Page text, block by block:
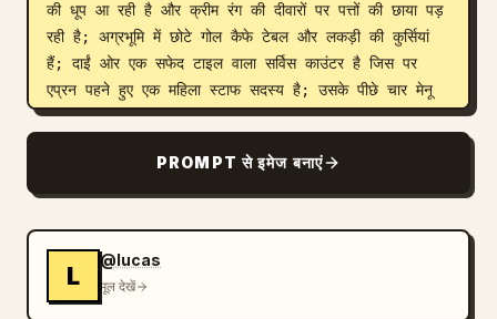
की धूप आ रही है और क्रीम रंग की दीवारों पर पत्तों की छाया पड़
रही है; अग्रभूमि में छोटे गोल कैफे टेबल और लकड़ी की कुर्सियां
हैं; दाईं ओर एक सफेद टाइल वाला सर्विस काउंटर है जिस पर
एप्रन पहने हुए एक महिला स्टाफ सदस्य है; उसके पीछे चार मेनू
बोर्ड, एक ग्रे कंक्रीट की दीवार, एक iMac-स्टाइल रजिस्टर,
“Some ice” लिखा हुआ एक म्यूट ग्रे शॉप साइन है। ग्राहक
क्षेत्र में ठीक 6 दृश्यमान गोल टेबल शामिल करें: बाईं अग्रभूमि में
दृश्यमान कुर्सियां शामिल करें: ज्यादातर पतले धातु के पैरों वाली गर्म
लकड़ी की कुर्सियां, साथ ही दाईं ओर एक काली कुर्सी। काउंटर के
पीछे ठीक 4 ओवरहेड मेनू बोर्ड, बाईं दीवार पर ठीक 3 फ़्रेमयुक्त
PROMPT से इमेज बनाएं
L
@lucas
मूल देखें